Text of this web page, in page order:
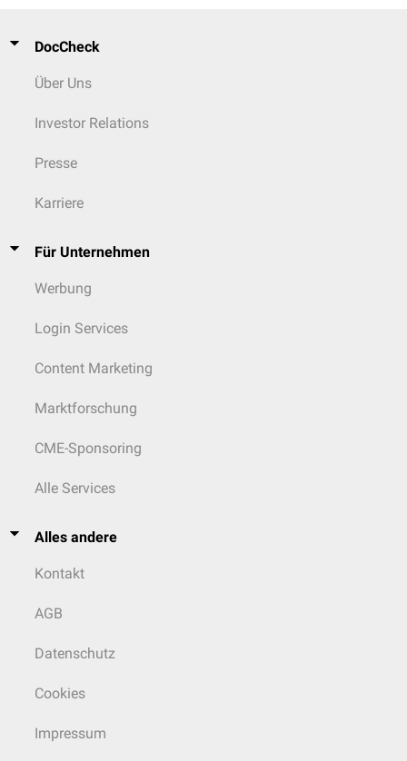
DocCheck
Über Uns
Investor Relations
Presse
Karriere
Für Unternehmen
Werbung
Login Services
Content Marketing
Marktforschung
CME-Sponsoring
Alle Services
Alles andere
Kontakt
AGB
Datenschutz
Cookies
Impressum